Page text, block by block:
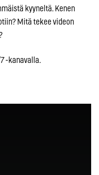
kyyneltä. Kenen
Mitä tekee videon
-kanavalla.